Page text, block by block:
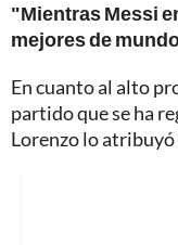
"Mientras Messi
mejores de
En cuanto al alto
partido que se ha
Lorenzo lo atribuyó